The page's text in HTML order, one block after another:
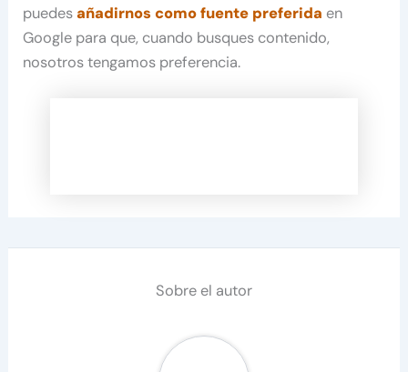
puedesañadirnos como fuente preferida en
Google para que, cuando busques contenido,
nosotros tengamos preferencia.
Sobre el autor